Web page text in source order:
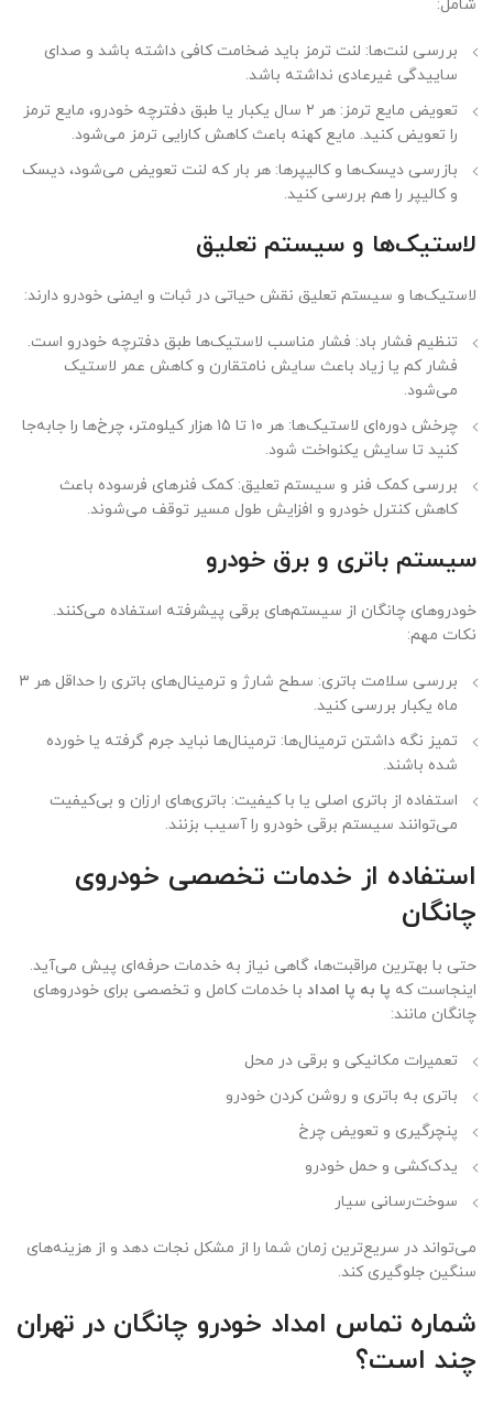
شامل:
بررسی لنت‌ها: لنت ترمز باید ضخامت کافی داشته باشد و صدای
ساییدگی غیرعادی نداشته باشد.
تعویض مایع ترمز: هر ۲ سال یکبار یا طبق دفترچه خودرو، مایع ترمز
را تعویض کنید. مایع کهنه باعث کاهش کارایی ترمز می‌شود.
بازرسی دیسک‌ها و کالیپرها: هر بار که لنت تعویض می‌شود، دیسک
و کالیپر را هم بررسی کنید.
لاستیک‌ها و سیستم تعلیق
لاستیک‌ها و سیستم تعلیق نقش حیاتی در ثبات و ایمنی خودرو دارند:
تنظیم فشار باد: فشار مناسب لاستیک‌ها طبق دفترچه خودرو است.
فشار کم یا زیاد باعث سایش نامتقارن و کاهش عمر لاستیک
می‌شود.
چرخش دوره‌ای لاستیک‌ها: هر ۱۰ تا ۱۵ هزار کیلومتر، چرخ‌ها را جا‌به‌جا
کنید تا سایش یکنواخت شود.
بررسی کمک فنر و سیستم تعلیق: کمک فنرهای فرسوده باعث
کاهش کنترل خودرو و افزایش طول مسیر توقف می‌شوند.
سیستم باتری و برق خودرو
خودروهای چانگان از سیستم‌های برقی پیشرفته استفاده می‌کنند.
نکات مهم:
بررسی سلامت باتری: سطح شارژ و ترمینال‌های باتری را حداقل هر ۳
ماه یکبار بررسی کنید.
تمیز نگه داشتن ترمینال‌ها: ترمینال‌ها نباید جرم گرفته یا خورده
شده باشند.
استفاده از باتری اصلی یا با کیفیت: باتری‌های ارزان و بی‌کیفیت
می‌توانند سیستم برقی خودرو را آسیب بزنند.
استفاده از خدمات تخصصی خودروی
چانگان
حتی با بهترین مراقبت‌ها، گاهی نیاز به خدمات حرفه‌ای پیش می‌آید.
اینجاست که پا به پا امداد با خدمات کامل و تخصصی برای خودروهای
چانگان مانند:
تعمیرات مکانیکی و برقی در محل
باتری به باتری و روشن کردن خودرو
پنچرگیری و تعویض چرخ
یدک‌کشی و حمل خودرو
سوخت‌رسانی سیار
می‌تواند در سریع‌ترین زمان شما را از مشکل نجات دهد و از هزینه‌های
سنگین جلوگیری کند.
شماره تماس امداد خودرو چانگان در تهران
چند است؟